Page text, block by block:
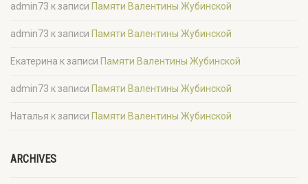
admin73 к записи Памяти Валентины Жубинской
admin73 к записи Памяти Валентины Жубинской
Екатерина к записи Памяти Валентины Жубинской
admin73 к записи Памяти Валентины Жубинской
Наталья к записи Памяти Валентины Жубинской
ARCHIVES